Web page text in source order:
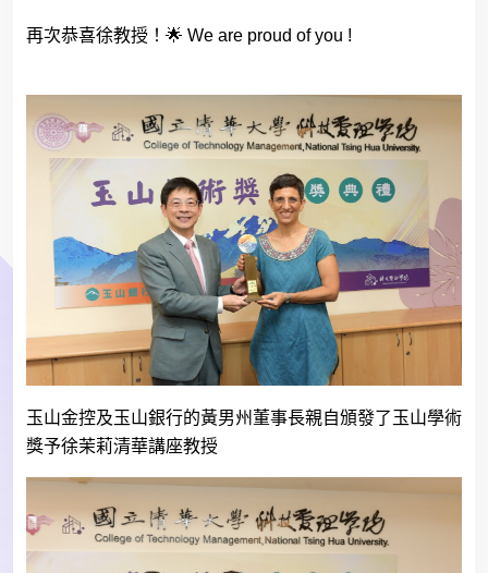
再次恭喜徐教授！ 🌟 We are proud of you !
玉山金控及玉山銀行的黃男州董事長親自頒發了玉山學術
獎予徐茉莉清華講座教授